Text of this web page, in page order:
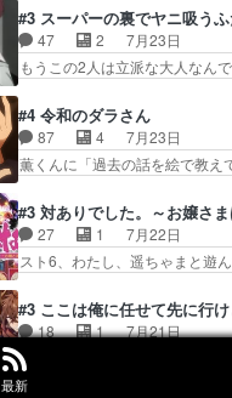
最新
コちゃんの性別が間違えられ
ターと人間にそれぞれ命を…
鏡くんの過去がとても残…
は『ちんこ』によってリミッ
汚い要素あまりなく普通にギ
キャッチが釈迦だったの本
もコンプライアンス違反に
ニメが好きでも大丈夫だよ」
いっぱいさせられちゃうこ…
ガーにタバコ入ってるの…
#3 スーパーの裏でヤニ吸うふ
47 2
7月23日
もうこの2人は立派な大人な
こ叡智でセクシー！ミストふ
かわらず山田さんと田山さん
だけどずとまよのOP合って
田山さんにロマンスの香り
「ただのヤニ仲間」から「
ストを戴いてお礼返しをして
なのに、思いもよらない佐…
#4 令和のダラさん
87 4
7月23日
薫くんに「過去の話を絵で
シリアス展開になるかと思
うは応神町立応神北小学校一
と違う刺客出てきたwwただ
ドの進みにおどろくけど、
れしてきた。ミステリアス
を絵に描いて！と言われた…
ダラさんのコメディかと…
#3 対ありでした。～お嬢さ
27 1
7月22日
スト6、わたし、遥ちゃまと
ぁ、こんな都合よく格ゲー
違反は許さない人かと負けず
一生懸命になっている女の子
で綾と美緒は親しくなる。厳
たいな点呼が行われるお嬢
#3 ここは俺に任せて先に行
18 1
7月21日
セルリス、思い込みが激しく
ーい、可愛い男の子キャラが